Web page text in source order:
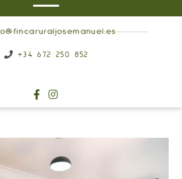
+34 672 250 852